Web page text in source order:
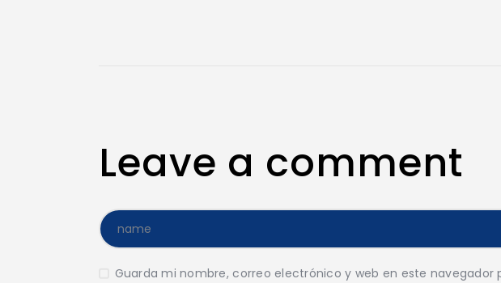
Leave a comment
Guarda mi nombre, correo electrónico y web en este